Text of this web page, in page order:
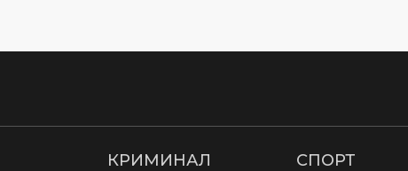
КРИМИНАЛ СПОРТ